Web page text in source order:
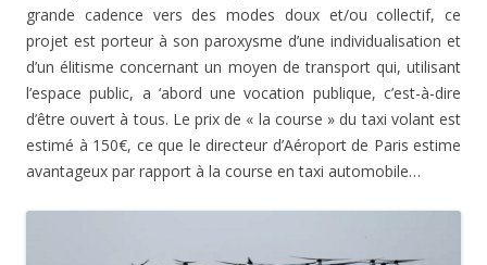
grande cadence vers des modes doux et/ou collectif, ce
projet est porteur à son paroxysme d’une individualisation et
d’un élitisme concernant un moyen de transport qui, utilisant
l’espace public, a ‘abord une vocation publique, c’est-à-dire
d’être ouvert à tous. Le prix de « la course » du taxi volant est
estimé à 150€, ce que le directeur d’Aéroport de Paris estime
avantageux par rapport à la course en taxi automobile…